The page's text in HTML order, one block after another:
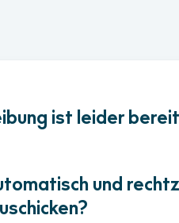
ist leider
und